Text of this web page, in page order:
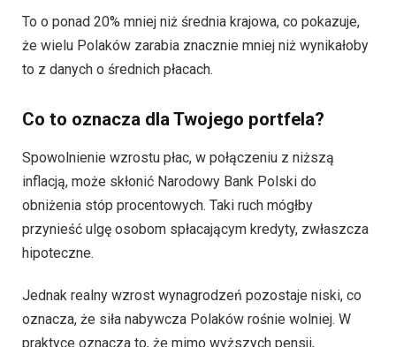
To o ponad 20% mniej niż średnia krajowa, co pokazuje,
że wielu Polaków zarabia znacznie mniej niż wynikałoby
to z danych o średnich płacach.
Co to oznacza dla Twojego portfela?
Spowolnienie wzrostu płac, w połączeniu z niższą
inflacją, może skłonić Narodowy Bank Polski do
obniżenia stóp procentowych. Taki ruch mógłby
przynieść ulgę osobom spłacającym kredyty, zwłaszcza
hipoteczne.
Jednak realny wzrost wynagrodzeń pozostaje niski, co
oznacza, że siła nabywcza Polaków rośnie wolniej. W
praktyce oznacza to, że mimo wyższych pensji,